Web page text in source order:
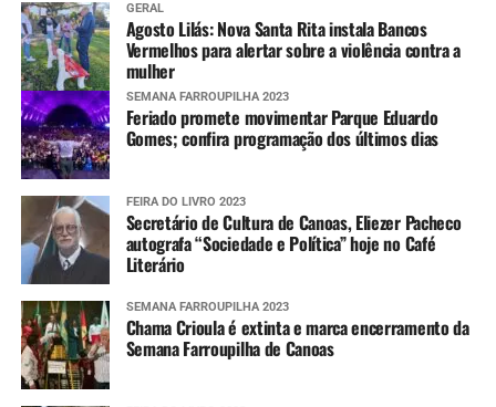
GERAL
Agosto Lilás: Nova Santa Rita instala Bancos
Vermelhos para alertar sobre a violência contra a
mulher
SEMANA FARROUPILHA 2023
Feriado promete movimentar Parque Eduardo
Gomes; confira programação dos últimos dias
FEIRA DO LIVRO 2023
Secretário de Cultura de Canoas, Eliezer Pacheco
autografa “Sociedade e Política” hoje no Café
Literário
SEMANA FARROUPILHA 2023
Chama Crioula é extinta e marca encerramento da
Semana Farroupilha de Canoas